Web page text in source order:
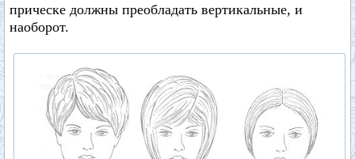
прическе должны преобладать вертикальные, и
наоборот.